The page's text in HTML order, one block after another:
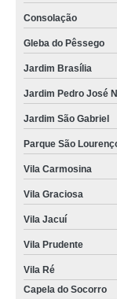
Consolação
Gleba do Pêssego
Jardim Brasília
Jardim Pedro José
Jardim São Gabriel
Parque São
Vila Carmosina
Vila Graciosa
Vila Jacuí
Vila Prudente
Vila Ré
Capela do Socorro